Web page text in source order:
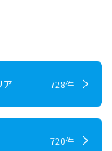
ア 728件
720件